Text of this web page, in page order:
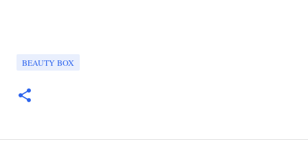
BEAUTY BOX